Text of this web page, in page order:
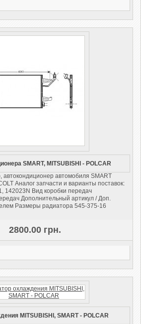
SMART, MITSUBISHI - POLCAR
автокондиционер автомобиля SMART
Аналог запчасти и варианты поставок:
142023N Вид коробки передач
Дополнительный артикул / Доп.
Размеры радиатора 545-375-16
2800.00 грн.
MITSUBISHI, SMART - POLCAR